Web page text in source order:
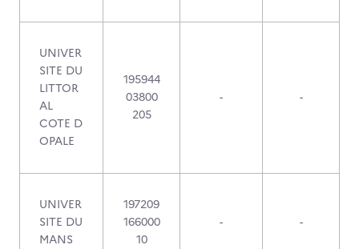
UNIVER
SITE DU
LITTOR
AL
COTE D
OPALE
195944
03800
205
- -
UNIVER
SITE DU
MANS
197209
166000
10
- -